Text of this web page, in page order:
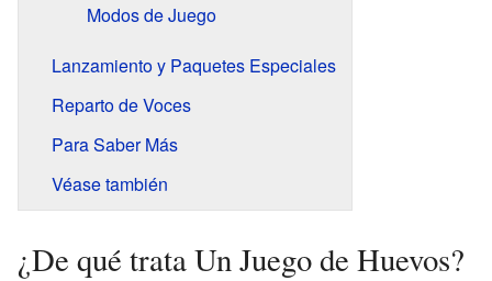
Modos de Juego
Lanzamiento y Paquetes Especiales
Reparto de Voces
Para Saber Más
Véase también
¿De qué trata Un Juego de Huevos?